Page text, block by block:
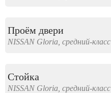
Проём двери
NISSAN Gloria, средний-класс
Стойка
NISSAN Gloria, средний-класс